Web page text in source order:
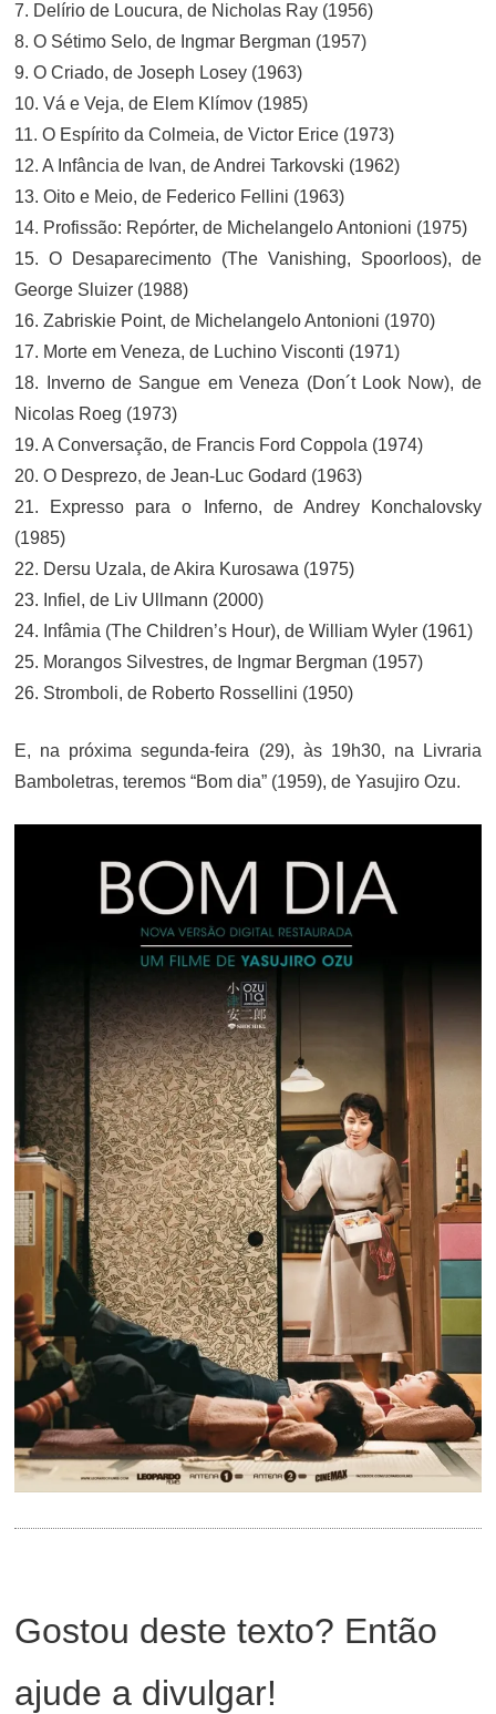
7. Delírio de Loucura, de Nicholas Ray (1956)
8. O Sétimo Selo, de Ingmar Bergman (1957)
9. O Criado, de Joseph Losey (1963)
10. Vá e Veja, de Elem Klímov (1985)
11. O Espírito da Colmeia, de Victor Erice (1973)
12. A Infância de Ivan, de Andrei Tarkovski (1962)
13. Oito e Meio, de Federico Fellini (1963)
14. Profissão: Repórter, de Michelangelo Antonioni (1975)
15. O Desaparecimento (The Vanishing, Spoorloos), de
George Sluizer (1988)
16. Zabriskie Point, de Michelangelo Antonioni (1970)
17. Morte em Veneza, de Luchino Visconti (1971)
18. Inverno de Sangue em Veneza (Don´t Look Now), de
Nicolas Roeg (1973)
19. A Conversação, de Francis Ford Coppola (1974)
20. O Desprezo, de Jean-Luc Godard (1963)
21. Expresso para o Inferno, de Andrey Konchalovsky
(1985)
22. Dersu Uzala, de Akira Kurosawa (1975)
23. Infiel, de Liv Ullmann (2000)
24. Infâmia (The Children’s Hour), de William Wyler (1961)
25. Morangos Silvestres, de Ingmar Bergman (1957)
26. Stromboli, de Roberto Rossellini (1950)
E, na próxima segunda-feira (29), às 19h30, na Livraria
Bamboletras, teremos “Bom dia” (1959), de Yasujiro Ozu.
Gostou deste texto? Então
ajude a divulgar!